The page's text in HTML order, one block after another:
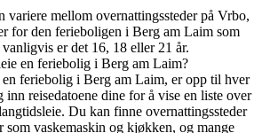
variere mellom overnattingssteder på Vrbo,
for den ferieboligen i Berg am Laim som
er det 16, 18 eller 21 år.
en feriebolig i Berg am Laim?
feriebolig i Berg am Laim, er opp til hver
inn reisedatoene dine for å vise en liste over
Du kan finne overnattingssteder
som vaskemaskin og kjøkken, og mange